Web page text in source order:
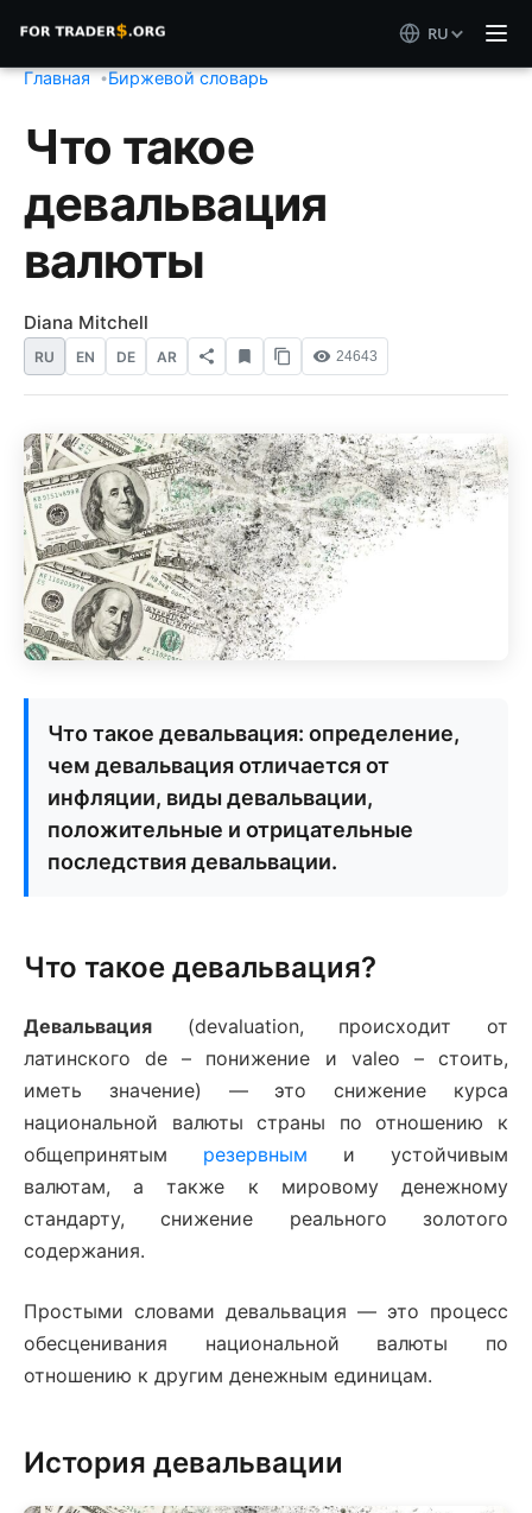
RU
Главная Биржевой словарь
Что такое
девальвация
валюты
Diana Mitchell
RU EN DE AR 24643
Что такое девальвация: определение,
чем девальвация отличается от
инфляции, виды девальвации,
положительные и отрицательные
последствия девальвации.
Что такое девальвация?
Девальвация (devaluation, происходит от
латинского de – понижение и valeo – стоить,
иметь значение) — это снижение курса
национальной валюты страны по отношению к
общепринятым резервным и устойчивым
валютам, а также к мировому денежному
стандарту, снижение реального золотого
содержания.
Простыми словами девальвация — это процесс
обесценивания национальной валюты по
отношению к другим денежным единицам.
История девальвации